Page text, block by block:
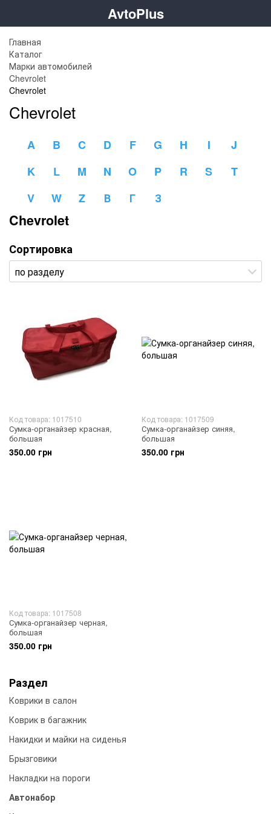
AvtoPlus
Главная
Каталог
Марки автомобилей
Chevrolet
Chevrolet
Chevrolet
A B C D F G H I
J
K
L M N O P R S
T
V
W Z В Г З
Chevrolet
Сортировка
Код товара: 1017510
Сумка-органайзер красная,
большая
350.00 грн
Код товара: 1017509
Сумка-органайзер синяя,
большая
350.00 грн
Код товара: 1017508
Сумка-органайзер черная,
большая
350.00 грн
Раздел
Коврики в салон
Коврик в багажник
Накидки и майки на сиденья
Брызговики
Накладки на пороги
Автонабор